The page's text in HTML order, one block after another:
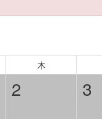
木
2 3